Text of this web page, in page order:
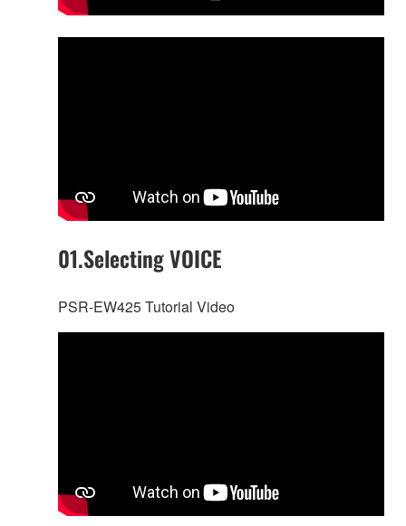
01.Selecting VOICE
PSR-EW425 Tutorial Video